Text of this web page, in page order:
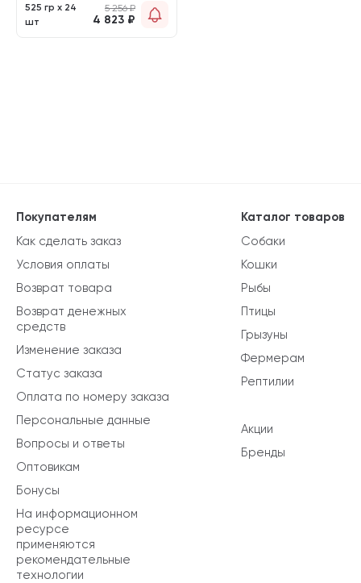
525 гр х 24
шт
5 256₽
4 823 ₽
Каталог товаров
Собаки
Кошки
Рыбы
Птицы
Грызуны
Фермерам
Рептилии
Акции
Бренды
Покупателям
Как сделать заказ
Условия оплаты
Возврат товара
Возврат денежных
средств
Изменение заказа
Статус заказа
Оплата по номеру заказа
Персональные данные
Вопросы и ответы
Оптовикам
Бонусы
На информационном
ресурсе
применяются
рекомендательные
технологии